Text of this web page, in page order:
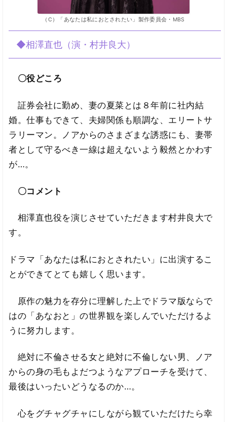
（C）「あなたは私におとされたい」製作委員会・MBS
◆相澤直也（演・村井良大）
〇役どころ
証券会社に勤め、妻の夏菜とは８年前に社内結
婚。仕事もできて、夫婦関係も順調な、エリートサ
ラリーマン。ノアからのさまざまな誘惑にも、妻帯
者として守るべき一線は超えないよう毅然とかわす
が…。
〇コメント
相澤直也役を演じさせていただきます村井良大で
す。
ドラマ「あなたは私におとされたい」に出演するこ
とができてとても嬉しく思います。
原作の魅力を存分に理解した上でドラマ版ならで
はの「あなおと」の世界観を楽しんでいただけるよ
うに努力します。
絶対に不倫させる女と絶対に不倫しない男、ノア
からの身の毛もよだつようなアプローチを受けて、
最後はいったいどうなるのか…。
心をグチャグチャにしながら観ていただけたら幸